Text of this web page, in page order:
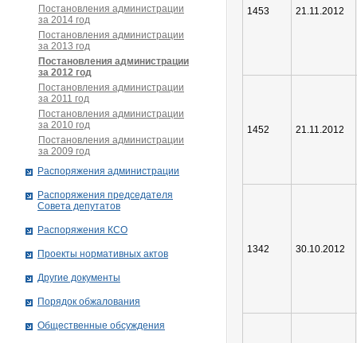
1453 21.11.2012
1452 21.11.2012
1342 30.10.2012
Постановления администрации
за 2014 год
Постановления администрации
за 2013 год
Постановления администрации
за 2012 год
Постановления администрации
за 2011 год
Постановления администрации
за 2010 год
Постановления администрации
за 2009 год
Распоряжения администрации
Распоряжения председателя
Совета депутатов
Распоряжения КСО
Проекты нормативных актов
Другие документы
Порядок обжалования
Общественные обсуждения